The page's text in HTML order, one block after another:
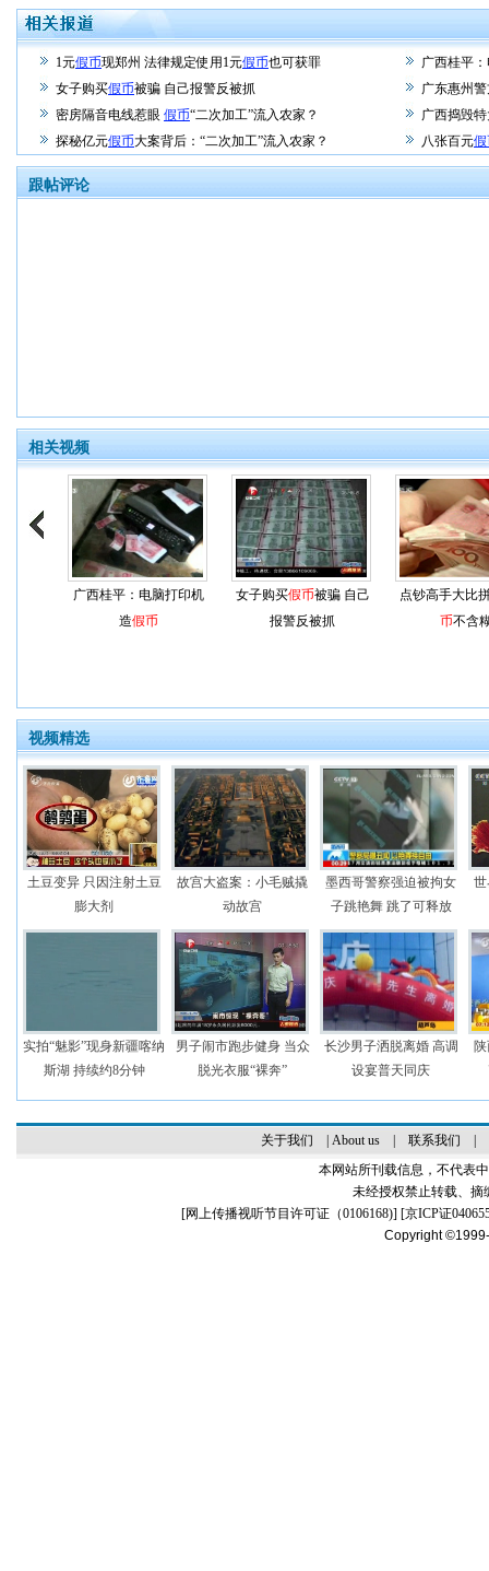
1元假币现郑州 法律规定使用1元假币也可获罪
广西桂平
女子购买假币被骗 自己报警反被抓
广东惠州
密房隔音电线惹眼 假币“二次加工”流入农家？
广西捣毁
探秘亿元假币大案背后：“二次加工”流入农家？ 八张百元
跟帖评论
相关视频
广西桂平：电脑打印机
造假币
女子购买假币被骗 自己
报警反被抓
点钞高手大比
币不含
视频精选
土豆变异 只因注射土豆
膨大剂
故宫大盗案：小毛贼撬
动故宫
墨西哥警察强迫被拘女
子跳艳舞 跳了可释放
实拍“魅影”现身新疆喀纳
斯湖 持续约8分钟
男子闹市跑步健身 当众
脱光衣服“裸奔”
长沙男子洒脱离婚 高调
设宴普天同庆
关于我们 About us| 联系我们
本网站所刊载信息，不代表
未经授权禁止转载、摘
[网上传播视听节目许可证（0106168)] [京ICP证
Copyright